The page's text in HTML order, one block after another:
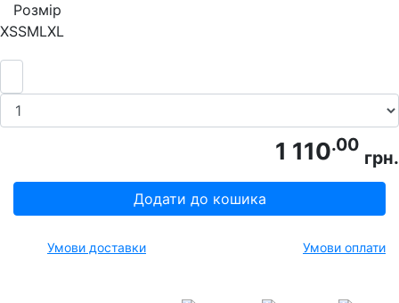
Розмір
XSSMLXL
1 110.00
грн.
Додати до кошика
Умови доставки Умови оплати